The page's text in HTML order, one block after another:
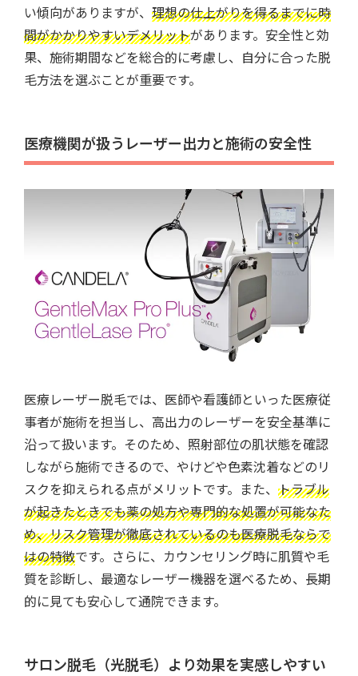
い傾向がありますが、 理想の仕上がりを得るまでに時
間がかかりやすいデメリットがあります。安全性と効
果、施術期間などを総合的に考慮し、自分に合った脱
毛方法を選ぶことが重要です。
医療機関が扱うレーザー出力と施術の安全性
医療レーザー脱毛では、医師や看護師といった医療従
事者が施術を担当し、高出力のレーザーを安全基準に
沿って扱います。そのため、照射部位の肌状態を確認
しながら施術できるので、やけどや色素沈着などのリ
スクを抑えられる点がメリットです。また、 トラブル
が起きたときでも薬の処方や専門的な処置が可能なた
め、リスク管理が徹底されているのも医療脱毛ならで
はの特徴です。さらに、カウンセリング時に肌質や毛
質を診断し、最適なレーザー機器を選べるため、長期
的に見ても安心して通院できます。
サロン脱毛（光脱毛）より効果を実感しやすい